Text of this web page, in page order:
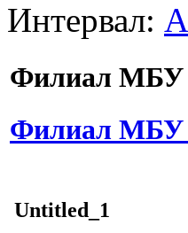
Интервал:
Филиал МБУ
Филиал МБУ
Untitled_1